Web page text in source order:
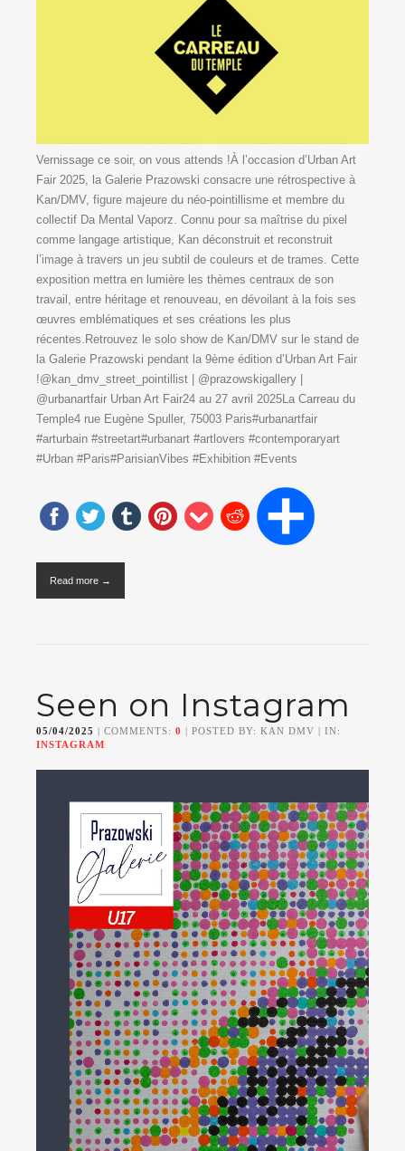
Vernissage ce soir, on vous attends !À l’occasion d’Urban Art
Fair 2025, la Galerie Prazowski consacre une rétrospective à
Kan/DMV, figure majeure du néo-pointillisme et membre du
collectif Da Mental Vaporz. Connu pour sa maîtrise du pixel
comme langage artistique, Kan déconstruit et reconstruit
l’image à travers un jeu subtil de couleurs et de trames. Cette
exposition mettra en lumière les thèmes centraux de son
travail, entre héritage et renouveau, en dévoilant à la fois ses
œuvres emblématiques et ses créations les plus
récentes.Retrouvez le solo show de Kan/DMV sur le stand de
la Galerie Prazowski pendant la 9ème édition d’Urban Art Fair
!@kan_dmv_street_pointillist | @prazowskigallery |
@urbanartfair Urban Art Fair24 au 27 avril 2025La Carreau du
Temple4 rue Eugène Spuller, 75003 Paris#urbanartfair
#arturbain #streetart#urbanart #artlovers #contemporaryart
#Urban #Paris#ParisianVibes #Exhibition #Events
Read more →
Seen on Instagram
05/04/2025 | COMMENTS: 0
| POSTED BY: KAN DMV | IN:
INSTAGRAM